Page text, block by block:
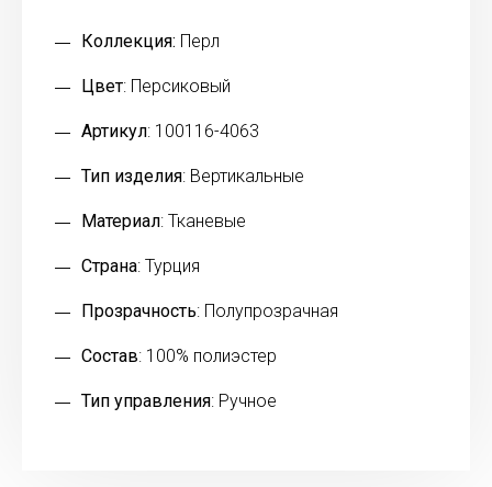
Коллекция: Перл
Цвет: Персиковый
Артикул: 100116-4063
Тип изделия: Вертикальные
Материал: Тканевые
Страна: Турция
Прозрачность: Полупрозрачная
Состав: 100% полиэстер
Тип управления: Ручное